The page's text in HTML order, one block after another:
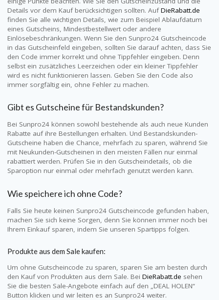
Details vor dem Kauf berücksichtigen sollten. AufDieRabatt.de
finden Sie alle wichtigen Details, wie zum Beispiel Ablaufdatum
eines Gutscheins, Mindestbestellwert oder andere
Einlösebeschränkungen. Wenn Sie den Sunpro24 Gutscheincode
in das Gutscheinfeld eingeben, sollten Sie darauf achten, dass Sie
den Code immer korrekt und ohne Tippfehler eingeben. Denn
selbst ein zusätzliches Leerzeichen oder ein kleiner Tippfehler
wird es nicht funktionieren lassen. Geben Sie den Code also
immer sorgfältig ein, ohne Fehler zu machen.
Gibt es Gutscheine für Bestandskunden?
Bei Sunpro24 können sowohl bestehende als auch neue Kunden
Rabatte auf ihre Bestellungen erhalten. Und Bestandskunden-
Gutscheine haben die Chance, mehrfach zu sparen, während Sie
mit Neukunden-Gutscheinen in den meisten Fällen nur einmal
rabattiert werden. Prüfen Sie in den Gutscheindetails, ob die
Sparoption nur einmal oder mehrfach genutzt werden kann.
Wie speichere ich ohne Code?
Falls Sie heute keinen Sunpro24 Gutscheincode gefunden haben,
machen Sie sich keine Sorgen, denn Sie können immer noch bei
Ihrem Einkauf sparen, indem Sie unseren Spartipps folgen.
Produkte aus dem Sale kaufen:
Um ohne Gutscheincode zu sparen, sparen Sie am besten durch
den Kauf von Produkten aus dem Sale. Bei DieRabatt.de sehen
Sie die besten Sale-Angebote einfach auf den „DEAL HOLEN“
Button klicken und wir leiten es an Sunpro24 weiter.